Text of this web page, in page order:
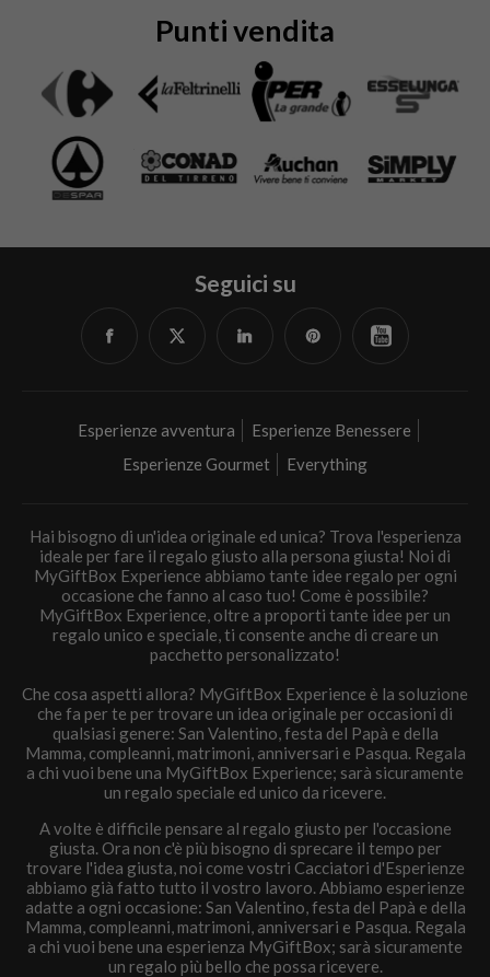
Punti vendita
Seguici su
FacebookTwitterLinked
in
PinterestYouTube
Esperienze avventura
Esperienze Benessere
Esperienze Gourmet
Everything
Hai bisogno di un'idea originale ed unica? Trova l'esperienza
ideale per fare il regalo giusto alla persona giusta! Noi di
MyGiftBox Experience abbiamo tante idee regalo per ogni
occasione che fanno al caso tuo! Come è possibile?
MyGiftBox Experience, oltre a proporti tante idee per un
regalo unico e speciale, ti consente anche di creare un
pacchetto personalizzato!
Che cosa aspetti allora? MyGiftBox Experience è la soluzione
che fa per te per trovare un idea originale per occasioni di
qualsiasi genere: San Valentino, festa del Papà e della
Mamma, compleanni, matrimoni, anniversari e Pasqua. Regala
a chi vuoi bene una MyGiftBox Experience; sarà sicuramente
un regalo speciale ed unico da ricevere.
A volte è difficile pensare al regalo giusto per l'occasione
giusta. Ora non c'è più bisogno di sprecare il tempo per
trovare l'idea giusta, noi come vostri Cacciatori d'Esperienze
abbiamo già fatto tutto il vostro lavoro. Abbiamo esperienze
adatte a ogni occasione: San Valentino, festa del Papà e della
Mamma, compleanni, matrimoni, anniversari e Pasqua. Regala
a chi vuoi bene una esperienza MyGiftBox; sarà sicuramente
un regalo più bello che possa ricevere.